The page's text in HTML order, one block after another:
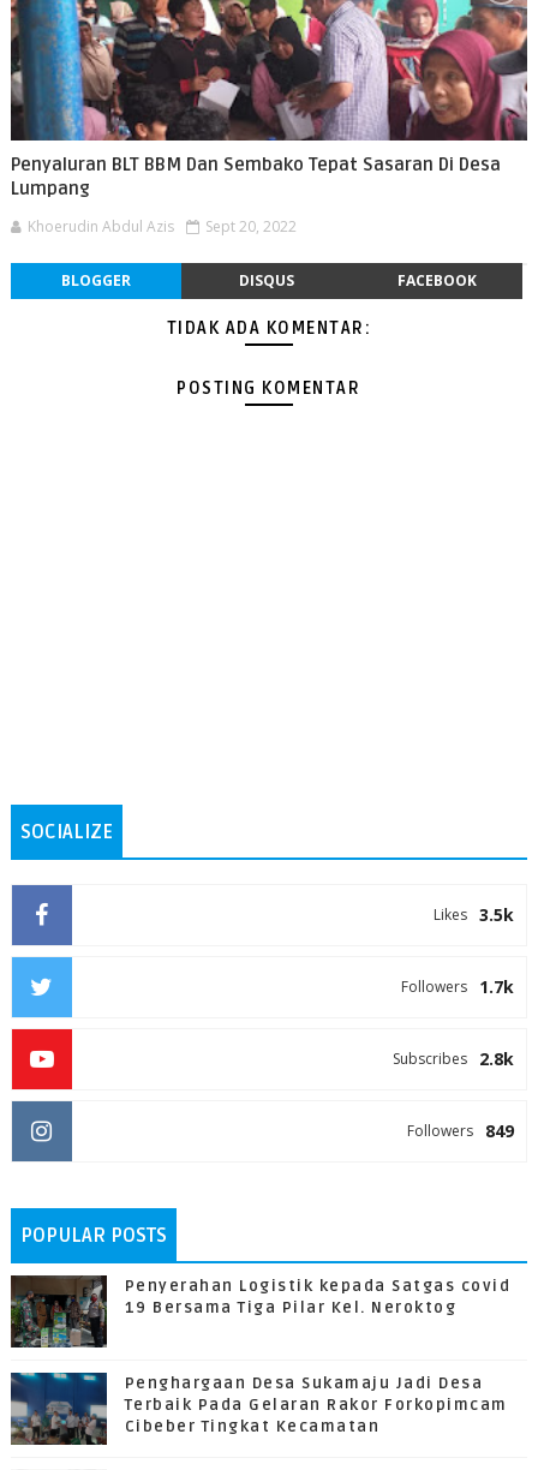
Penyaluran BLT BBM Dan Sembako Tepat Sasaran Di Desa
Lumpang
Khoerudin Abdul Azis Sept 20, 2022
BLOGGER DISQUS FACEBOOK
TIDAK ADA KOMENTAR:
POSTING KOMENTAR
SOCIALIZE
3.5k
Likes
1.7k
Followers
2.8k
Subscribes
849
Followers
POPULAR POSTS
Penyerahan Logistik kepada Satgas covid
19 Bersama Tiga Pilar Kel. Neroktog
Penghargaan Desa Sukamaju Jadi Desa
Terbaik Pada Gelaran Rakor Forkopimcam
Cibeber Tingkat Kecamatan